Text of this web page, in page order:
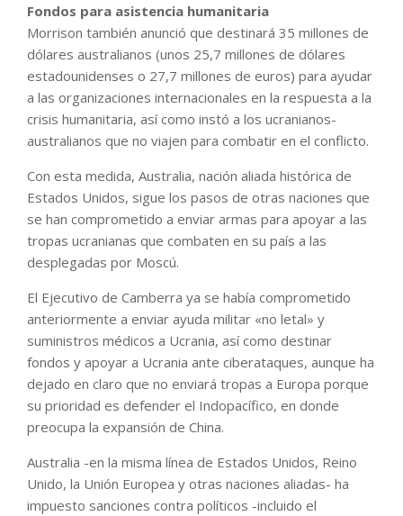
Fondos para asistencia humanitaria
Morrison también anunció que destinará 35 millones de
dólares australianos (unos 25,7 millones de dólares
estadounidenses o 27,7 millones de euros) para ayudar
a las organizaciones internacionales en la respuesta a la
crisis humanitaria, así como instó a los ucranianos-
australianos que no viajen para combatir en el conflicto.
Con esta medida, Australia, nación aliada histórica de
Estados Unidos, sigue los pasos de otras naciones que
se han comprometido a enviar armas para apoyar a las
tropas ucranianas que combaten en su país a las
desplegadas por Moscú.
El Ejecutivo de Camberra ya se había comprometido
anteriormente a enviar ayuda militar «no letal» y
suministros médicos a Ucrania, así como destinar
fondos y apoyar a Ucrania ante ciberataques, aunque ha
dejado en claro que no enviará tropas a Europa porque
su prioridad es defender el Indopacífico, en donde
preocupa la expansión de China.
Australia -en la misma línea de Estados Unidos, Reino
Unido, la Unión Europea y otras naciones aliadas- ha
impuesto sanciones contra políticos -incluido el